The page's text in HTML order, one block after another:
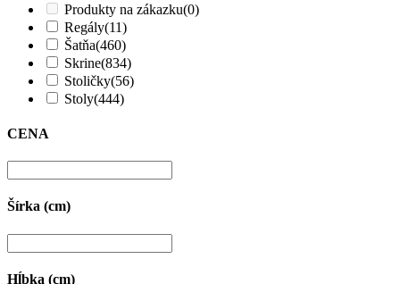
Produkty na zákazku(0)
Regály(11)
Šatňa(460)
Skrine(834)
Stoličky(56)
Stoly(444)
CENA
Šírka (cm)
Hĺbka (cm)